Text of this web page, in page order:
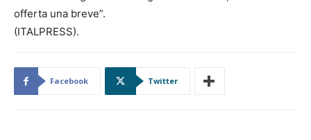
offerta una breve”.
(ITALPRESS).
Facebook Twitter